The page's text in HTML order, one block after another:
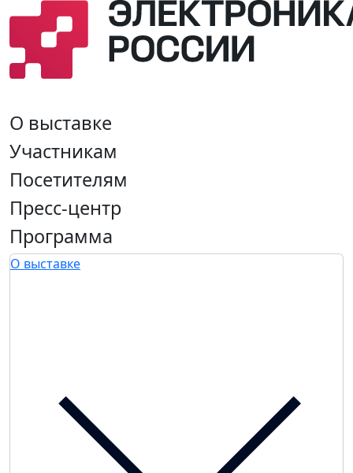
О выставке
Участникам
Посетителям
Пресс-центр
Программа
О выставке